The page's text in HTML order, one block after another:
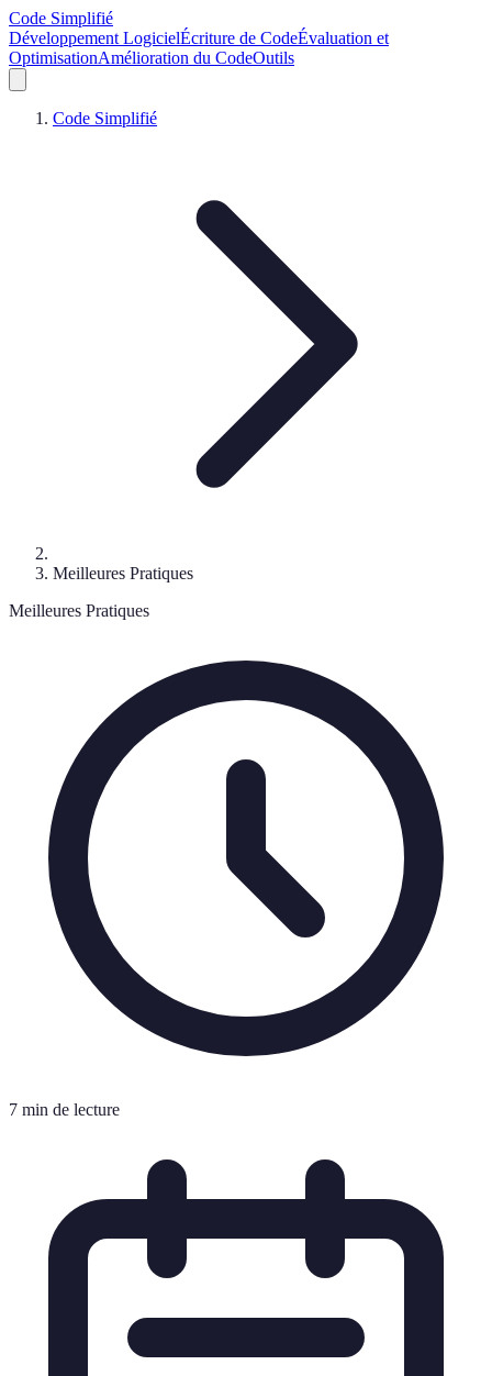
Code Simplifié
Développement LogicielÉcriture de CodeÉvaluation et
OptimisationAmélioration du CodeOutils
Code Simplifié
Meilleures Pratiques
Meilleures Pratiques
7 min de lecture